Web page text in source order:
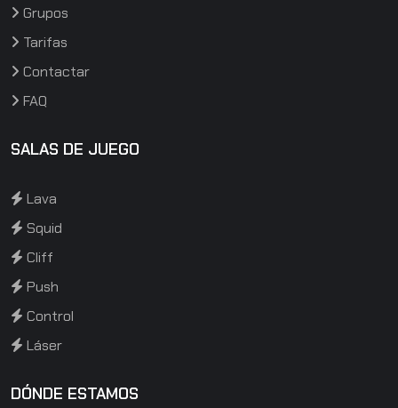
Grupos
Tarifas
Contactar
FAQ
SALAS DE JUEGO
Lava
Squid
Cliff
Push
Control
Láser
DÓNDE ESTAMOS